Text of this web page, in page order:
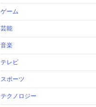
ゲーム
芸能
音楽
テレビ
スポーツ
テクノロジー